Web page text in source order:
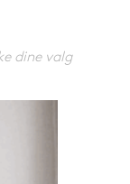
dine valg